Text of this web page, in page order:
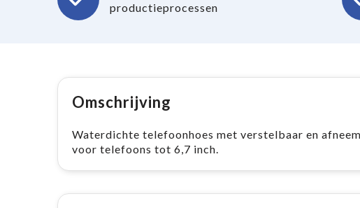
productieprocessen
Omschrijving
Waterdichte telefoonhoes met verstelbaar en
voor telefoons tot 6,7 inch.